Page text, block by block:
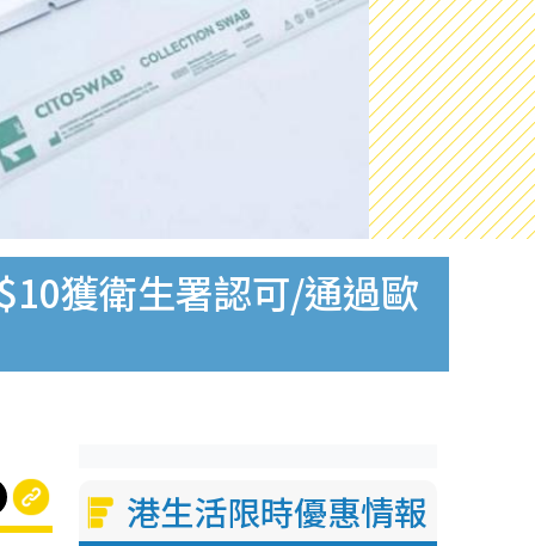
獲衛生署認可/通過歐
港生活限時優惠情報